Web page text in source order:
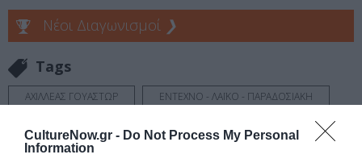
CultureNow.gr - Do Not Process My Personal
Information
Νέοι Διαγωνισμοί ❯
Tags
ΑΧΙΛΛΕΑΣ ΓΟΥΑΣΤΩΡ
ΕΝΤΕΧΝΟ - ΛΑΪΚΟ - ΠΑΡΑΔΟΣΙΑΚΗ